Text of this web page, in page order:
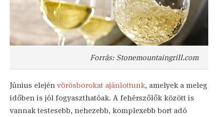
Forrás: Stonemountaingrill.com
Június elejénvörösborokat ajánlottunk, amelyek a meleg
időben is jól fogyaszthatóak. A fehérszőlők között is
vannak testesebb, nehezebb, komplexebb bort adó